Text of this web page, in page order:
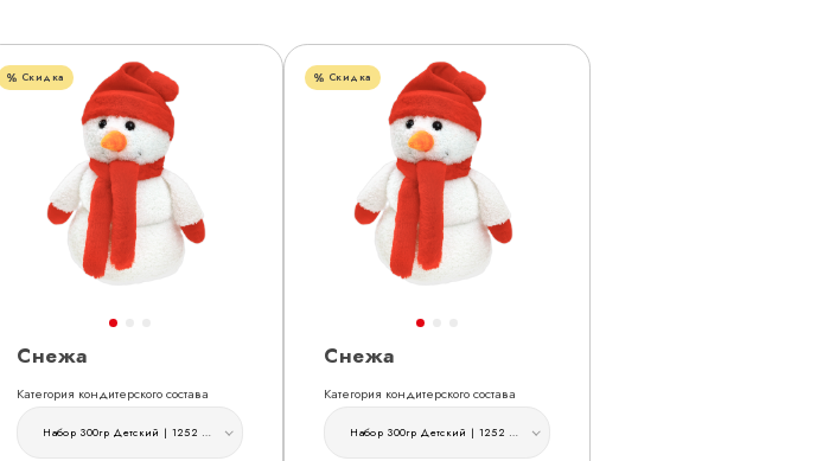
Скидка
Снежа
Категория кондитерского состава
Набор 300гр Детский | 1252 руб
Скидка
Снежа
Категория кондитерского состава
Набор 300гр Детский | 1252 руб